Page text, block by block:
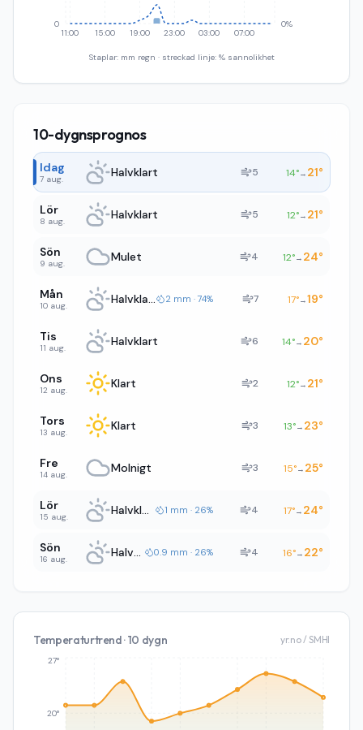
11:00 15:00 19:00 23:00 03:00 07:00
0 0%
Staplar: mm regn · streckad linje: % sannolikhet
10-dygnsprognos
Idag
7 aug. Halvklart 5 14°→ 21°
Lör
8 aug. Halvklart 5 12°→ 21°
Sön
9 aug. Mulet 4 12°→ 24°
Mån
10 aug. Halvklart 2 mm · 74% 7 17°→19°
Tis
11 aug. Halvklart 6 14°→ 20°
Ons
12 aug. Klart 2 12°→ 21°
Tors
13 aug. Klart 3 13°→ 23°
Fre
14 aug. Molnigt 3 15°→ 25°
Lör
15 aug. Halvklart 1 mm · 26% 4 17°→ 24°
Sön
16 aug. Halvklart 0.9 mm · 26% 4 16°→ 22°
Temperaturtrend · 10 dygn yr.no / SMHI
20°
27°